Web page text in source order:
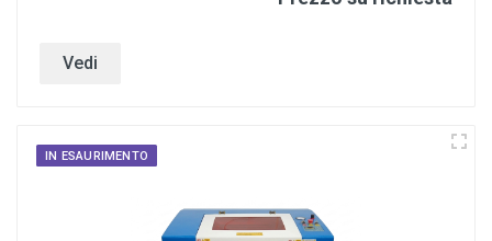
Vedi
IN ESAURIMENTO